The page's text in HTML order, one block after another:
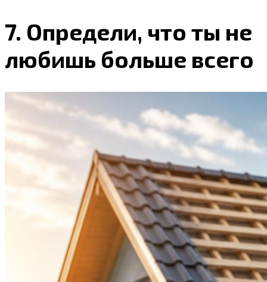
7. Определи, что ты не
любишь больше всего